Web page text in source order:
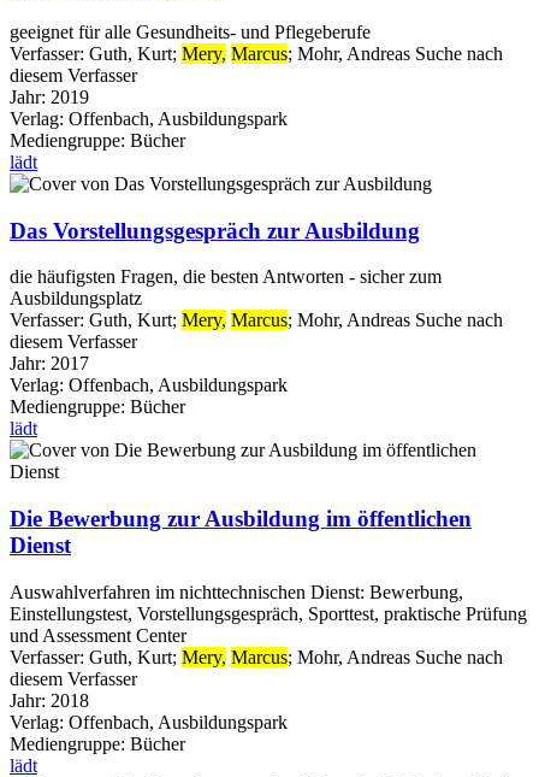
geeignet für alle Gesundheits- und Pflegeberufe
Verfasser: Guth, Kurt; Mery, Marcus; Mohr, Andreas Suche nach
diesem Verfasser
Jahr: 2019
Verlag: Offenbach, Ausbildungspark
Mediengruppe: Bücher
lädt
Das Vorstellungsgespräch zur Ausbildung
die häufigsten Fragen, die besten Antworten - sicher zum
Ausbildungsplatz
Verfasser: Guth, Kurt; Mery, Marcus; Mohr, Andreas Suche nach
diesem Verfasser
Jahr: 2017
Verlag: Offenbach, Ausbildungspark
Mediengruppe: Bücher
lädt
Die Bewerbung zur Ausbildung im öffentlichen
Dienst
Auswahlverfahren im nichttechnischen Dienst: Bewerbung,
Einstellungstest, Vorstellungsgespräch, Sporttest, praktische Prüfung
und Assessment Center
Verfasser: Guth, Kurt; Mery, Marcus; Mohr, Andreas Suche nach
diesem Verfasser
Jahr: 2018
Verlag: Offenbach, Ausbildungspark
Mediengruppe: Bücher
lädt